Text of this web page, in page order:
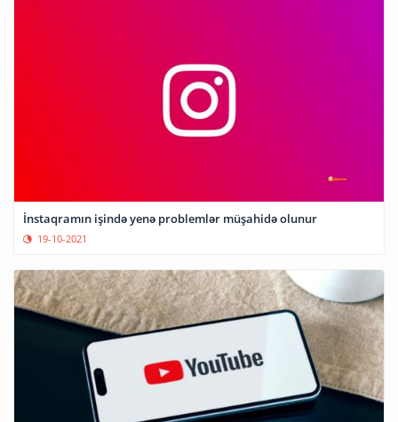
İnstaqramın işində yenə problemlər müşahidə olunur
19-10-2021